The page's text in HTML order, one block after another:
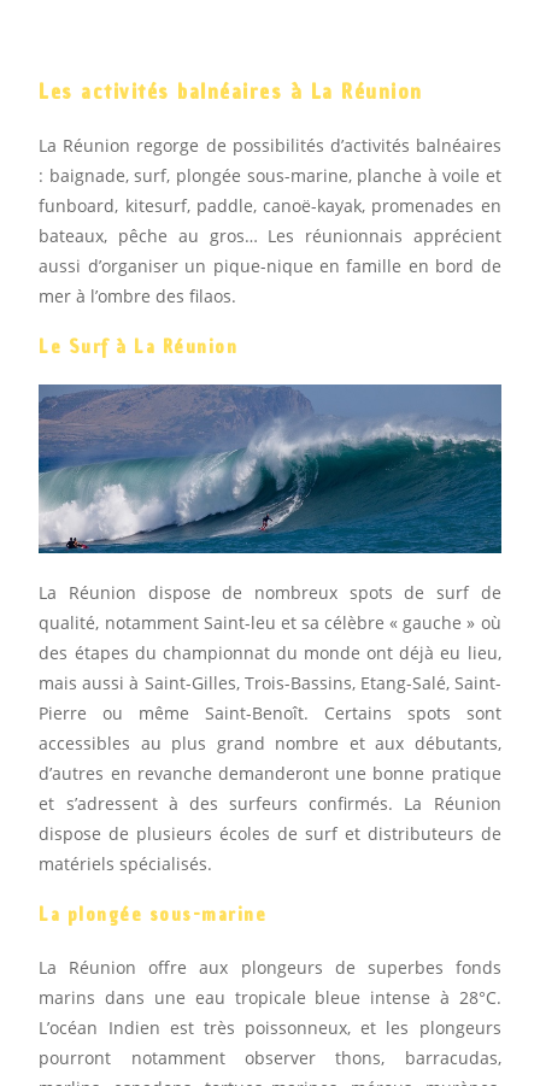
Les activités balnéaires à La Réunion
La Réunion regorge de possibilités d’activités balnéaires
: baignade, surf, plongée sous-marine, planche à voile et
funboard, kitesurf, paddle, canoë-kayak, promenades en
bateaux, pêche au gros… Les réunionnais apprécient
aussi d’organiser un pique-nique en famille en bord de
mer à l’ombre des filaos.
Le Surf à La Réunion
La Réunion dispose de nombreux spots de surf de
qualité, notamment Saint-leu et sa célèbre « gauche » où
des étapes du championnat du monde ont déjà eu lieu,
mais aussi à Saint-Gilles, Trois-Bassins, Etang-Salé, Saint-
Pierre ou même Saint-Benoît. Certains spots sont
accessibles au plus grand nombre et aux débutants,
d’autres en revanche demanderont une bonne pratique
et s’adressent à des surfeurs confirmés. La Réunion
dispose de plusieurs écoles de surf et distributeurs de
matériels spécialisés.
La plongée sous-marine
La Réunion offre aux plongeurs de superbes fonds
marins dans une eau tropicale bleue intense à 28°C.
L’océan Indien est très poissonneux, et les plongeurs
pourront notamment observer thons, barracudas,